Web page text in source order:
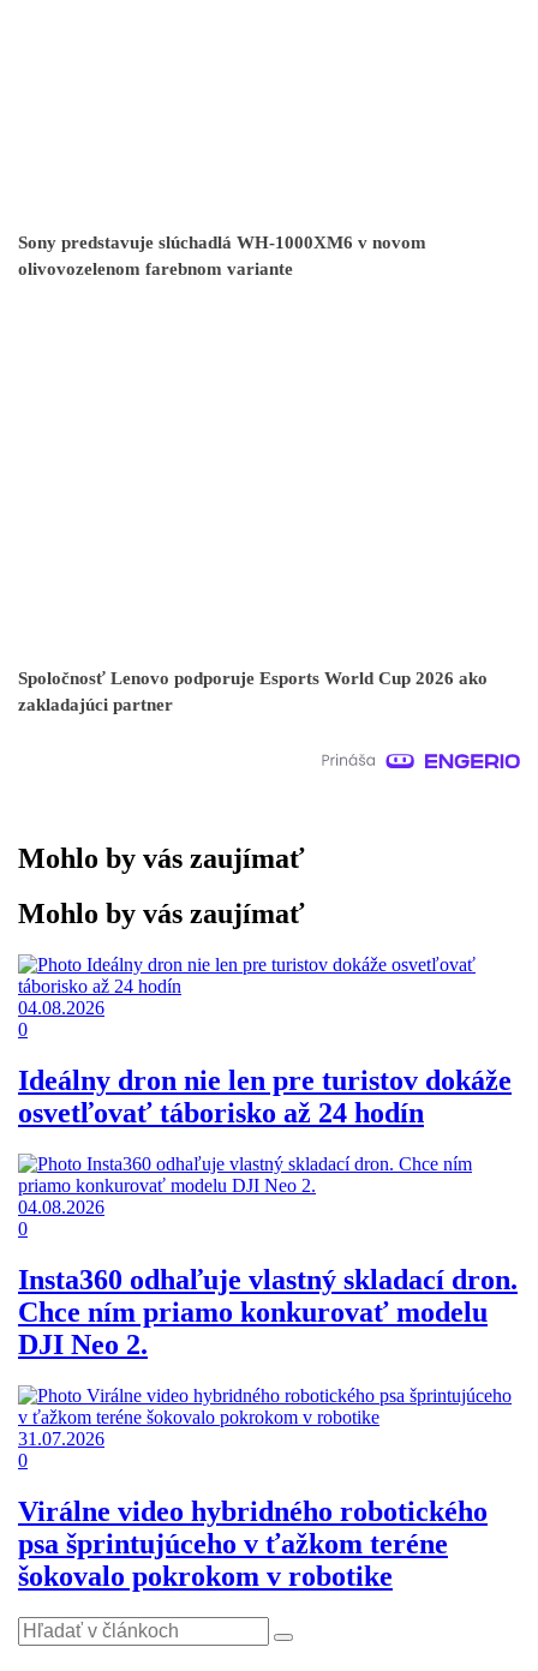
Sony predstavuje slúchadlá WH-1000XM6 v novom
olivovozelenom farebnom variante
Spoločnosť Lenovo podporuje Esports World Cup 2026 ako
zakladajúci partner
Mohlo by vás zaujímať
Mohlo by vás zaujímať
04.08.2026
0
Ideálny dron nie len pre turistov dokáže
osvetľovať táborisko až 24 hodín
04.08.2026
0
Insta360 odhaľuje vlastný skladací dron.
Chce ním priamo konkurovať modelu
DJI Neo 2.
31.07.2026
0
Virálne video hybridného robotického
psa šprintujúceho v ťažkom teréne
šokovalo pokrokom v robotike